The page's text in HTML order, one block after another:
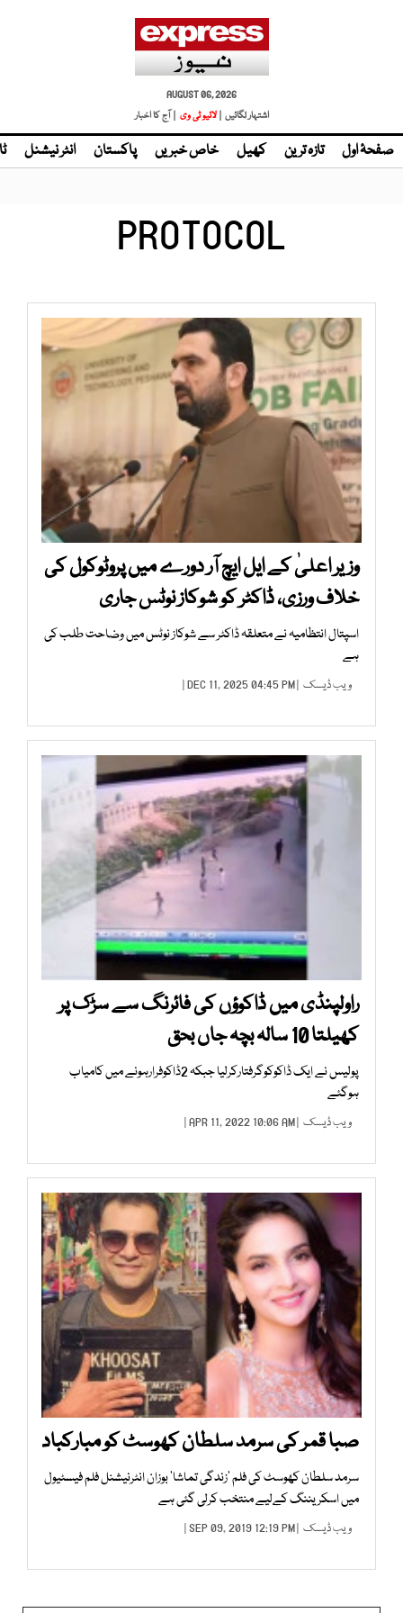
AUGUST 06, 2026
اشتہار لگائیں |
| آج کا اخبار
صفحۂ اول تازہ ترین کھیل خاص خبریں پاکستان انٹر نیشنل
PROTOCOL
وزیر اعلیٰ کے ایل ایچ آر دورے میں پروٹوکول کی
خلاف ورزی، ڈاکٹر کو شوکاز نوٹس جاری
اسپتال انتظامیہ نے متعلقہ ڈاکٹر سے شوکاز نوٹس میں وضاحت طلب کی
ہے
ویب ڈیسک | DEC 11, 2025 04:45 PM |
راولپنڈی میں ڈاکوؤں کی فائرنگ سے سڑک پر
کھیلتا 10 سالہ بچہ جاں بحق
پولیس نے ایک ڈاکوکوگرفتارکرلیا جبکہ 2ڈاکوفرارہونے میں کامیاب
ہوگئے
ویب ڈیسک | APR 11, 2022 10:06 AM |
صبا قمر کی سرمد سلطان کھوسٹ کو مبارکباد
سرمد سلطان کھوسٹ کی فلم ’زندگی تماشا‘ بوزان انٹرنیشنل فلم فیسٹیول
میں اسکریننگ کےلیے منتخب کرلی گئی ہے
ویب ڈیسک | SEP 09, 2019 12:19 PM |